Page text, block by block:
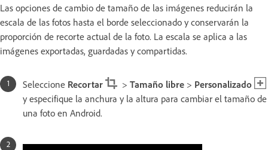
Las opciones de cambio de tamaño de las imágenes reducirán la
escala de las fotos hasta el borde seleccionado y conservarán la
proporción de recorte actual de la foto. La escala se aplica a las
imágenes exportadas, guardadas y compartidas.
Seleccione Recortar > Tamaño libre > Personalizado
y especifique la anchura y la altura para cambiar el tamaño de
una foto en Android.